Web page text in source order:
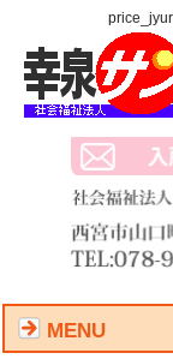
MENU